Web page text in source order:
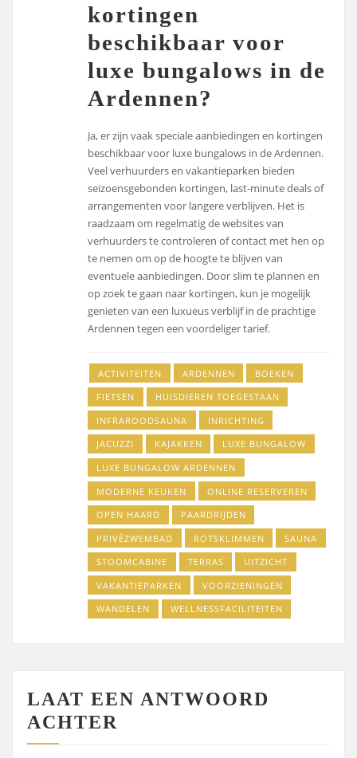
kortingen
beschikbaar voor
luxe bungalows in de
Ardennen?
Ja, er zijn vaak speciale aanbiedingen en kortingen
beschikbaar voor luxe bungalows in de Ardennen.
Veel verhuurders en vakantieparken bieden
seizoensgebonden kortingen, last-minute deals of
arrangementen voor langere verblijven. Het is
raadzaam om regelmatig de websites van
verhuurders te controleren of contact met hen op
te nemen om op de hoogte te blijven van
eventuele aanbiedingen. Door slim te plannen en
op zoek te gaan naar kortingen, kun je mogelijk
genieten van een luxueus verblijf in de prachtige
Ardennen tegen een voordeliger tarief.
ACTIVITEITEN ARDENNEN
BOEKEN
FIETSEN
HUISDIEREN TOEGESTAAN
INFRAROODSAUNA
INRICHTING
JACUZZI
KAJAKKEN
LUXE BUNGALOW
LUXE BUNGALOW ARDENNEN
MODERNE KEUKEN
ONLINE RESERVEREN
OPEN HAARD
PAARDRIJDEN
PRIVÉZWEMBAD
ROTSKLIMMEN
SAUNA
STOOMCABINE
TERRAS
UITZICHT
VAKANTIEPARKEN
VOORZIENINGEN
WANDELEN
WELLNESSFACILITEITEN
LAAT EEN ANTWOORD
ACHTER